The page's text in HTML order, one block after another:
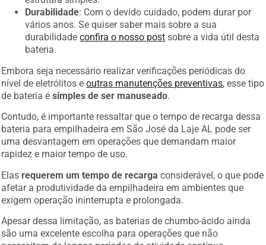
Durabilidade: Com o devido cuidado, podem durar por
vários anos. Se quiser saber mais sobre a sua
durabilidadeconfira o nosso postsobre a vida útil desta
bateria.
Embora seja necessário realizar verificações periódicas do
nível de eletrólitos eoutras manutenções preventivas, esse tipo
de bateria ésimples de ser manuseado.
bateria para empilhadeira em São José da Laje AL pode ser
uma desvantagem em operações que demandam maior
rapidez e maior tempo de uso.
afetar a produtividade da empilhadeira em ambientes que
exigem operação ininterrupta e prolongada.
Apesar dessa limitação, as baterias de chumbo-ácido ainda
são uma excelente escolha para operações que não
necessitam de longos períodos de atividade contínua.